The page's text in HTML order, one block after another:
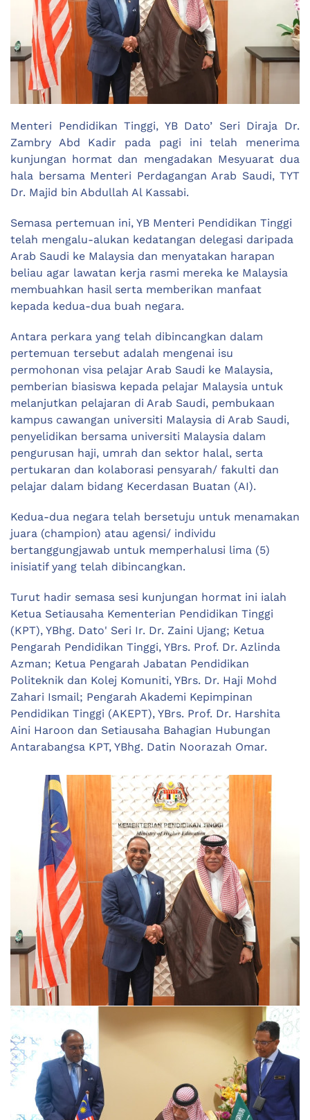
Menteri Pendidikan Tinggi, YB Dato’ Seri Diraja Dr.
Zambry Abd Kadir pada pagi ini telah menerima
kunjungan hormat dan mengadakan Mesyuarat dua
hala bersama Menteri Perdagangan Arab Saudi, TYT
Dr. Majid bin Abdullah Al Kassabi.
Semasa pertemuan ini, YB Menteri Pendidikan Tinggi
telah mengalu-alukan kedatangan delegasi daripada
Arab Saudi ke Malaysia dan menyatakan harapan
beliau agar lawatan kerja rasmi mereka ke Malaysia
membuahkan hasil serta memberikan manfaat
kepada kedua-dua buah negara.
Antara perkara yang telah dibincangkan dalam
pertemuan tersebut adalah mengenai isu
permohonan visa pelajar Arab Saudi ke Malaysia,
pemberian biasiswa kepada pelajar Malaysia untuk
melanjutkan pelajaran di Arab Saudi, pembukaan
kampus cawangan universiti Malaysia di Arab Saudi,
penyelidikan bersama universiti Malaysia dalam
pengurusan haji, umrah dan sektor halal, serta
pertukaran dan kolaborasi pensyarah/ fakulti dan
pelajar dalam bidang Kecerdasan Buatan (AI).
Kedua-dua negara telah bersetuju untuk menamakan
juara (champion) atau agensi/ individu
bertanggungjawab untuk memperhalusi lima (5)
inisiatif yang telah dibincangkan.
Turut hadir semasa sesi kunjungan hormat ini ialah
Ketua Setiausaha Kementerian Pendidikan Tinggi
(KPT), YBhg. Dato' Seri Ir. Dr. Zaini Ujang; Ketua
Pengarah Pendidikan Tinggi, YBrs. Prof. Dr. Azlinda
Azman; Ketua Pengarah Jabatan Pendidikan
Politeknik dan Kolej Komuniti, YBrs. Dr. Haji Mohd
Zahari Ismail; Pengarah Akademi Kepimpinan
Pendidikan Tinggi (AKEPT), YBrs. Prof. Dr. Harshita
Aini Haroon dan Setiausaha Bahagian Hubungan
Antarabangsa KPT, YBhg. Datin Noorazah Omar.